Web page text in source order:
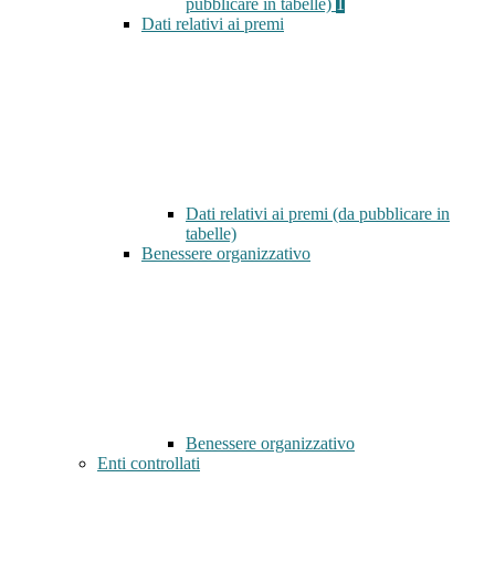
pubblicare in tabelle)
Dati relativi ai premi
Dati relativi ai premi (da pubblicare in
tabelle)
Benessere organizzativo
Benessere organizzativo
Enti controllati